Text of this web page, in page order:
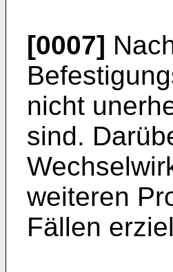
[0007]
nicht
sind.
weiteren
Fällen